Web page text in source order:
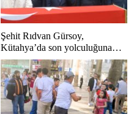
Şehit Rıdvan Gürsoy,
Kütahya’da son yolculuğuna
uğurlandı